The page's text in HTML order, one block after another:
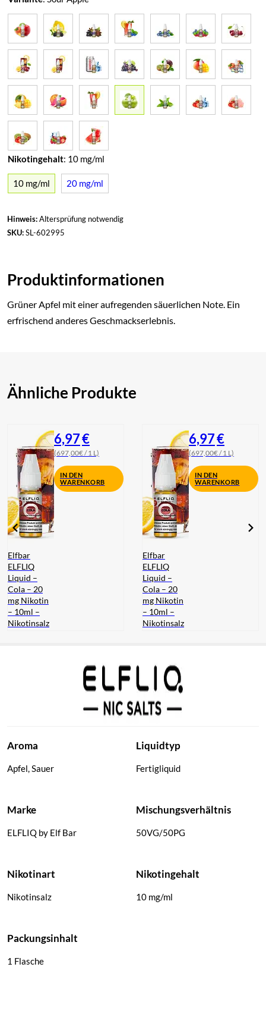
Nikotingehalt: 10 mg/ml
10 mg/ml 20 mg/ml
Hinweis:Altersprüfung notwendig
SKU:SL-602995
Produktinformationen
Grüner Apfel mit einer aufregenden säuerlichen Note. Ein
erfrischend anderes Geschmackserlebnis.
Ähnliche Produkte
Elfbar
ELFLIQ
Liquid –
Cola – 20
mg Nikotin
– 10ml –
Nikotinsalz
6,97€
(697,00€ / 1 L)
IN DEN
WARENKORB
Elfbar
ELFLIQ
Liquid –
Cola – 20
mg Nikotin
– 10ml –
Nikotinsalz
6,97€
(697,00€ / 1 L)
IN DEN
WARENKORB
Aroma
Apfel, Sauer
Liquidtyp
Fertigliquid
Marke
ELFLIQ by Elf Bar
Mischungsverhältnis
50VG/50PG
Nikotinart
Nikotinsalz
Nikotingehalt
10 mg/ml
Packungsinhalt
1 Flasche